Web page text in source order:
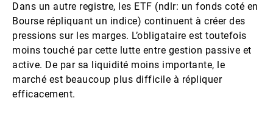
Dans un autre registre, les ETF (ndlr: un fonds coté en
Bourse répliquant un indice) continuent à créer des
pressions sur les marges. L’obligataire est toutefois
moins touché par cette lutte entre gestion passive et
active. De par sa liquidité moins importante, le
marché est beaucoup plus difficile à répliquer
efficacement.